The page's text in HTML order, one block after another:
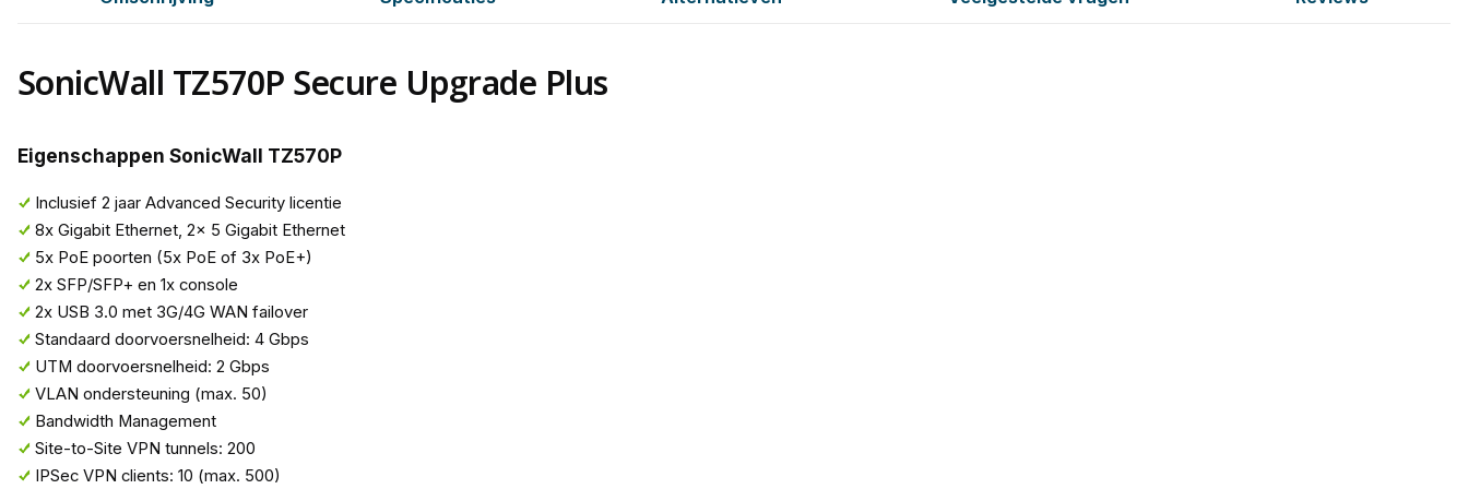
SonicWall TZ570P Secure Upgrade Plus
Eigenschappen SonicWall TZ570P
Inclusief 2 jaar Advanced Security licentie
8x Gigabit Ethernet, 2x 5 Gigabit Ethernet
5x PoE poorten (5x PoE of 3x PoE+)
2x SFP/SFP+ en 1x console
2x USB 3.0 met 3G/4G WAN failover
Standaard doorvoersnelheid: 4 Gbps
UTM doorvoersnelheid: 2 Gbps
VLAN ondersteuning (max. 50)
Bandwidth Management
Site-to-Site VPN tunnels: 200
IPSec VPN clients: 10 (max. 500)